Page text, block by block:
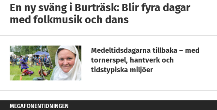
En ny sväng i Burträsk: Blir fyra dagar
med folkmusik och dans
Medeltidsdagarna tillbaka – med
tornerspel, hantverk och
tidstypiska miljöer
MEGAFONENTIDNINGEN